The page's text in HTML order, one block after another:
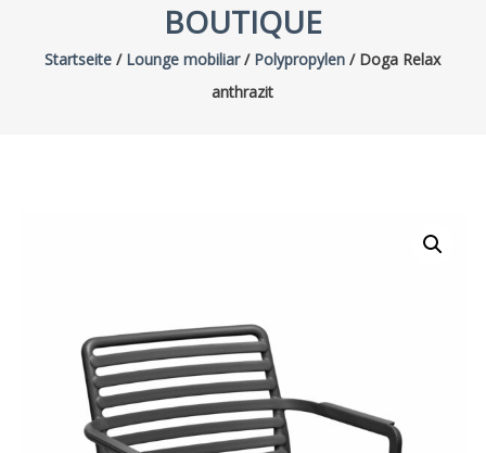
BOUTIQUE
Startseite / Lounge mobiliar/ Polypropylen / Doga Relax
anthrazit